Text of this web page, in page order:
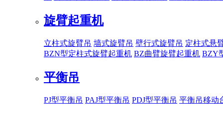
旋臂起重机
立柱式旋臂吊 墙式旋臂吊 壁行式旋臂吊 定柱式悬
BZN型定柱式旋臂起重机 BZ曲臂旋臂起重机 BZY
平衡吊
PJ型平衡吊 PAJ型平衡吊 PDJ型平衡吊 平衡吊移动